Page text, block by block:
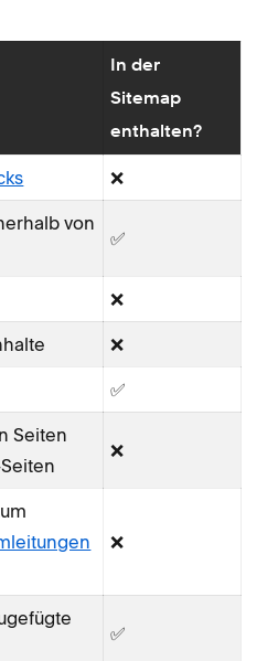
In der
Sitemap
enthalten?
❌
von
✅
❌
❌
✅
Seiten
❌
❌
✅